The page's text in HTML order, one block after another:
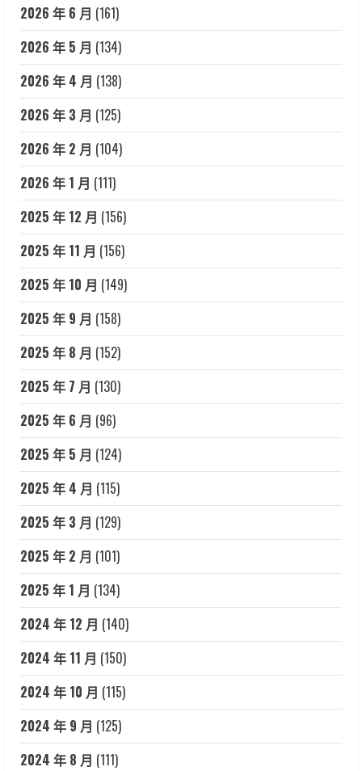
2026 年 6 月 (161)
2026 年 5 月 (134)
2026 年 4 月 (138)
2026 年 3 月 (125)
2026 年 2 月 (104)
2026 年 1 月 (111)
2025 年 12 月 (156)
2025 年 11 月 (156)
2025 年 10 月 (149)
2025 年 9 月 (158)
2025 年 8 月 (152)
2025 年 7 月 (130)
2025 年 6 月 (96)
2025 年 5 月 (124)
2025 年 4 月 (115)
2025 年 3 月 (129)
2025 年 2 月 (101)
2025 年 1 月 (134)
2024 年 12 月 (140)
2024 年 11 月 (150)
2024 年 10 月 (115)
2024 年 9 月 (125)
2024 年 8 月 (111)